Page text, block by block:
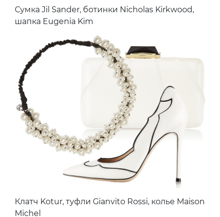
Сумка Jil Sander, ботинки Nicholas Kirkwood,
шапка Eugenia Kim
Клатч Kotur, туфли Gianvito Rossi, колье Maison
Michel